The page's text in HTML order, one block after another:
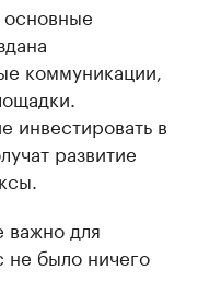
коммуникации,
инвестировать в
развитие
важно для
не было ничего